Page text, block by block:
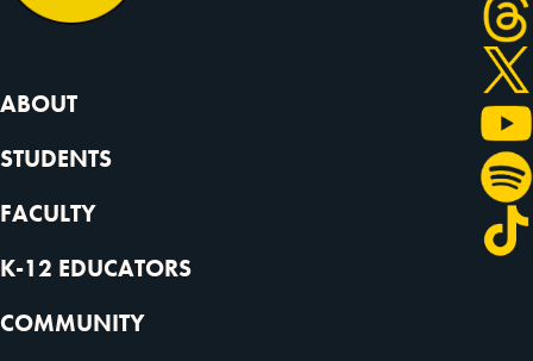
ABOUT
STUDENTS
FACULTY
K-12 EDUCATORS
COMMUNITY